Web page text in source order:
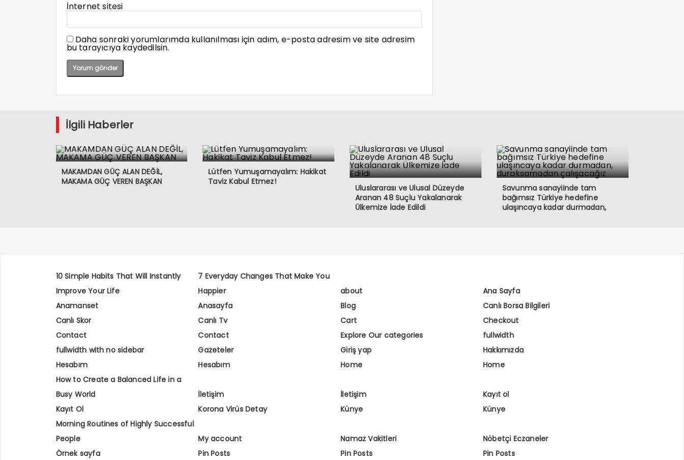
İnternet sitesi
Daha sonraki yorumlarımda kullanılması için adım, e-posta adresim ve site adresim
bu tarayıcıya kaydedilsin.
İlgili Haberler
MAKAMDAN GÜÇ ALAN DEĞİL,
MAKAMA GÜÇ VEREN BAŞKAN
Lütfen Yumuşamayalım: Hakikat
Taviz Kabul Etmez!
Uluslararası ve Ulusal Düzeyde
Aranan 48 Suçlu Yakalanarak
Ülkemize İade Edildi
Savunma sanayiinde tam
bağımsız Türkiye hedefine
ulaşıncaya kadar durmadan,
10 Simple Habits That Will Instantly
Improve Your Life
7 Everyday Changes That Make You
Happier
about
Ana Sayfa
Anamanset
Anasayfa Blog
Canlı Borsa Bilgileri
Canlı Skor
Canlı Tv Cart
Checkout
Contact
Contact Explore Our categories
fullwidth
fullwidth with no sidebar
Gazeteler Giriş yap
Hakkımızda
Hesabım
Hesabım Home
Home
How to Create a Balanced Life in a
Busy World
İletişim İletişim
Kayıt ol
Kayıt Ol
Korona Virüs Detay Künye
Künye
Morning Routines of Highly Successful
People
My account Namaz Vakitleri
Nöbetçi Eczaneler
Örnek sayfa
Pin Posts Pin Posts Pin Posts